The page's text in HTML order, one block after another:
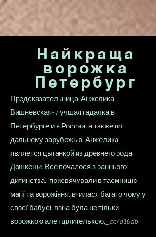
Найкраща
ворожка
Петербург
Предсказательница Анжелика
Вишневская- лучшая гадалка в
Петербурге и в России, а также по
дальнему зарубежью. Анжелика
является цыганкой из древнего рода
Дошкещи. Все почалося з раннього
дитинства, присвячували в таємницю
магії та ворожіння, вчилася багато чому у
своєї бабусі, вона була не тільки
ворожкою але і цілителькою._cc7816db